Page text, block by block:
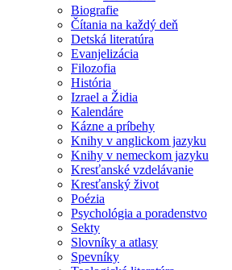
Biografie
Čítania na každý deň
Detská literatúra
Evanjelizácia
Filozofia
História
Izrael a Židia
Kalendáre
Kázne a príbehy
Knihy v anglickom jazyku
Knihy v nemeckom jazyku
Kresťanské vzdelávanie
Kresťanský život
Poézia
Psychológia a poradenstvo
Sekty
Slovníky a atlasy
Spevníky